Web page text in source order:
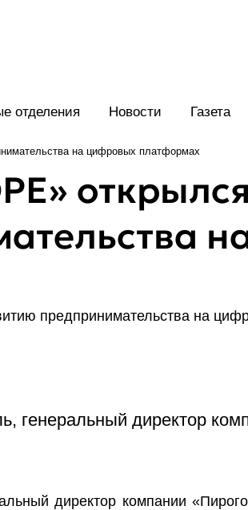
отделения Новости Газета
на цифровых платформах
генеральный директор
директор компании